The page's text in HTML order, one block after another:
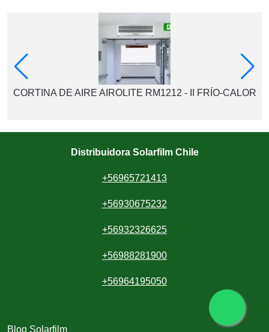
CORTINA DE AIRE AIROLITE RM1212 - II FRÍO-CALOR
Distribuidora Solarfilm Chile
+56965721413
+56930675232
+56932326625
+56988281900
+56964195050
Blog Solarfilm